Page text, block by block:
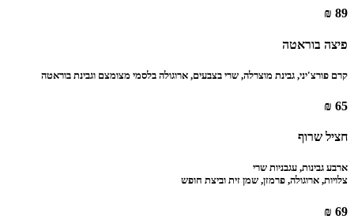
89 ₪
פיצה בוראטה
קרם פורצ'יני, גבינת מוצרלה, שרי בצבעים, ארוגולה בלסמי מצומצם וגבינת בוראטה
65 ₪
חציל שרוף
ארבע גבינות, עגבניות שרי
צלויות, ארוגולה, פרמזן, שמן זית וביצת חופש
69 ₪